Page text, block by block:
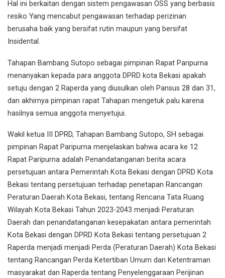
Hal ini berkaitan dengan sistem pengawasan OSS yang berbasis
resiko Yang mencabut pengawasan terhadap perizinan
berusaha baik yang bersifat rutin maupun yang bersifat
Insidental.
Tahapan Bambang Sutopo sebagai pimpinan Rapat Paripurna
menanyakan kepada para anggota DPRD kota Bekasi apakah
setuju dengan 2 Raperda yang diusulkan oleh Pansus 28 dan 31,
dan akhirnya pimpinan rapat Tahapan mengetuk palu karena
hasilnya semua anggota menyetujui.
Wakil ketua III DPRD, Tahapan Bambang Sutopo, SH sebagai
pimpinan Rapat Paripurna menjelaskan bahwa acara ke 12
Rapat Paripurna adalah Penandatanganan berita acara
persetujuan antara Pemerintah Kota Bekasi dengan DPRD Kota
Bekasi tentang persetujuan terhadap penetapan Rancangan
Peraturan Daerah Kota Bekasi, tentang Rencana Tata Ruang
Wilayah Kota Bekasi Tahun 2023-2043 menjadi Peraturan
Daerah dan penandatanganan kesepakatan antara pemerintah
Kota Bekasi dengan DPRD Kota Bekasi tentang persetujuan 2
Raperda menjadi menjadi Perda (Peraturan Daerah) Kota Bekasi
tentang Rancangan Perda Ketertiban Umum dan Ketentraman
masyarakat dan Raperda tentang Penyelenggaraan Perijinan